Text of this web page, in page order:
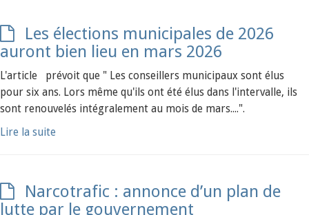
Les élections municipales de 2026
auront bien lieu en mars 2026
L'article prévoit que " Les conseillers municipaux sont élus
pour six ans. Lors même qu'ils ont été élus dans l'intervalle, ils
sont renouvelés intégralement au mois de mars....".
Lire la suite
Narcotrafic : annonce d’un plan de
lutte par le gouvernement